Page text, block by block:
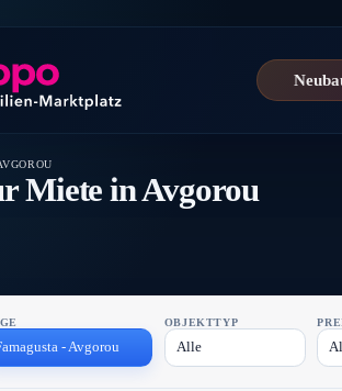
Miete in Avgorou
- Avgorou
OBJEKTTYP
Alle